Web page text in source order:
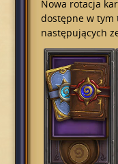
Nowa rotacja
dostępne w tym
następujących